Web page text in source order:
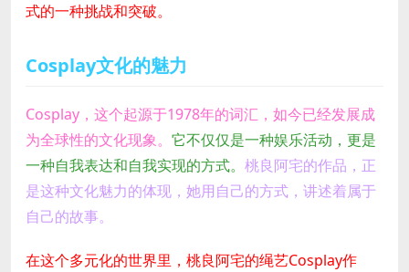
式的一种挑战和突破。
Cosplay文化的魅力
Cosplay，这个起源于1978年的词汇，如今已经发展成
为全球性的文化现象。 它不仅仅是一种娱乐活动，更是
一种自我表达和自我实现的方式。 桃良阿宅的作品，正
是这种文化魅力的体现，她用自己的方式，讲述着属于
自己的故事。
在这个多元化的世界里，桃良阿宅的绳艺Cosplay作